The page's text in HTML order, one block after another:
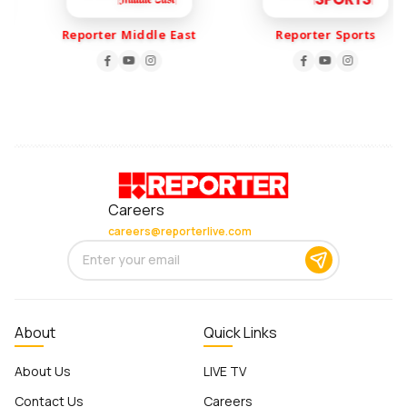
Reporter Middle East Reporter Sports
Careers
careers@reporterlive.com
About
About Us
Contact Us
Quick Links
LIVE TV
Careers